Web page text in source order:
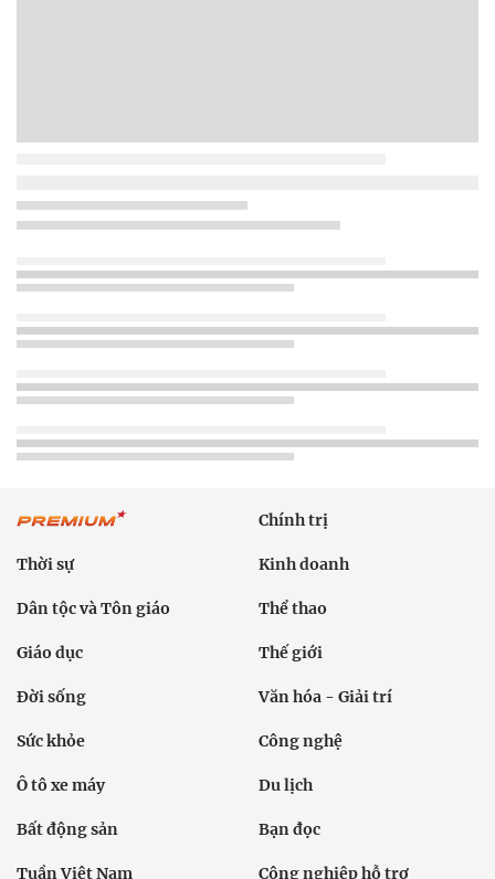
Chính trị
Thời sự Kinh doanh
Dân tộc và Tôn giáo Thể thao
Giáo dục Thế giới
Đời sống Văn hóa - Giải trí
Sức khỏe Công nghệ
Ô tô xe máy Du lịch
Bất động sản Bạn đọc
Tuần Việt Nam Công nghiệp hỗ trợ